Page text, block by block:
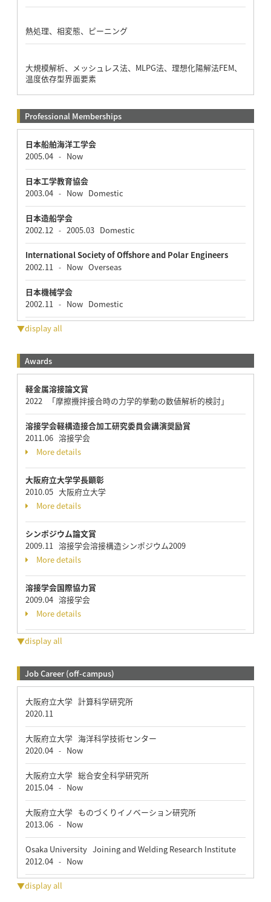
熱処理、相変態、ピーニング
大規模解析、メッシュレス法、MLPG法、理想化陽解法FEM、
温度依存型界面要素
Professional Memberships
日本船舶海洋工学会
2005.04 - Now
日本工学教育協会
2003.04 - NowDomestic
日本造船学会
2002.12
- 2005.03Domestic
International Society of Offshore and Polar Engineers
2002.11
- NowOverseas
日本機械学会
2002.11
- NowDomestic
▼display all
Awards
軽金属溶接論文賞
2022 「摩擦攪拌接合時の力学的挙動の数値解析的検討」
溶接学会軽構造接合加工研究委員会講演奨励賞
2011.06 溶接学会
More details
大阪府立大学学長顕彰
2010.05 大阪府立大学
More details
シンポジウム論文賞
2009.11 溶接学会溶接構造シンポジウム2009
More details
溶接学会国際協力賞
2009.04 溶接学会
More details
▼display all
Job Career (off-campus)
大阪府立大学 計算科学研究所
2020.11
大阪府立大学 海洋科学技術センター
2020.04 - Now
大阪府立大学 総合安全科学研究所
2015.04 - Now
大阪府立大学 ものづくりイノベーション研究所
2013.06 - Now
Osaka University Joining and Welding Research Institute
2012.04 - Now
▼display all